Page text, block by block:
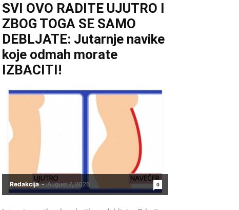
SVI OVO RADITE UJUTRO I
ZBOG TOGA SE SAMO
DEBLJATE: Jutarnje navike
koje odmah morate
IZBACITI!
Redakcija - August 7, 2026 0